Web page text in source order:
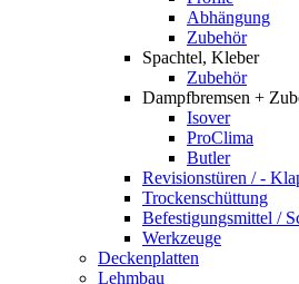
Abhängung
Zubehör
Spachtel, Kleber
Zubehör
Dampfbremsen +
Isover
ProClima
Butler
Revisionstüren / -
Trockenschüttung
Befestigungsmittel /
Werkzeuge
Deckenplatten
Lehmbau